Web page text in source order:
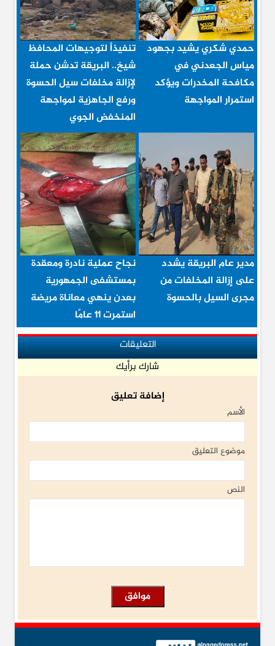
حمدي شكري يشيد بجهود
مياس الجعدني في
مكافحة المخدرات ويؤكد
استمرار المواجهة
تنفيذاً لتوجيهات المحافظ
شيخ.. البريقة تدشن حملة
لإزالة مخلفات سيل الحسوة
ورفع الجاهزية لمواجهة
المنخفض الجوي
مدير عام البريقة يشدد
على إزالة المخلفات من
مجرى السيل بالحسوة
نجاح عملية نادرة ومعقدة
بمستشفى الجمهورية
بعدن ينهي معاناة مريضة
استمرت 11 عامًا
التعليقات
شارك برأيك
إضافة تعليق
الأسم
موضوع التعليق
النص